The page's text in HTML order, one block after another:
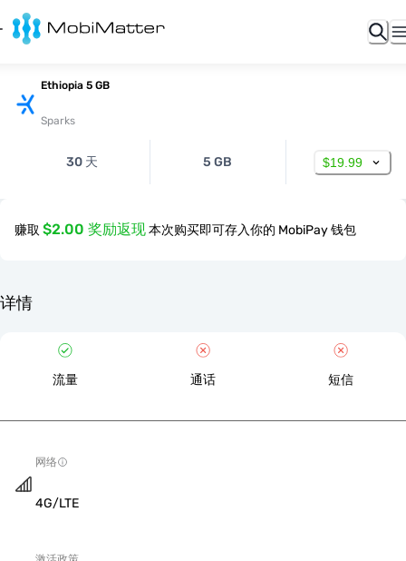
Ethiopia 5 GB
Sparks
30 天 5 GB $19.99
赚取 $2.00 奖励返现本次购买即可存入你的 MobiPay 钱包
详情
流量 通话 短信
网络
4G/LTE